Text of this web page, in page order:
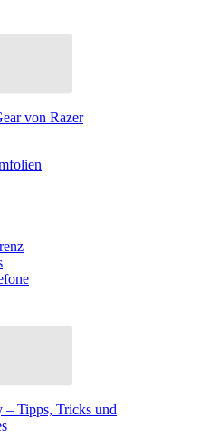
von Razer
– Tipps, Tricks und